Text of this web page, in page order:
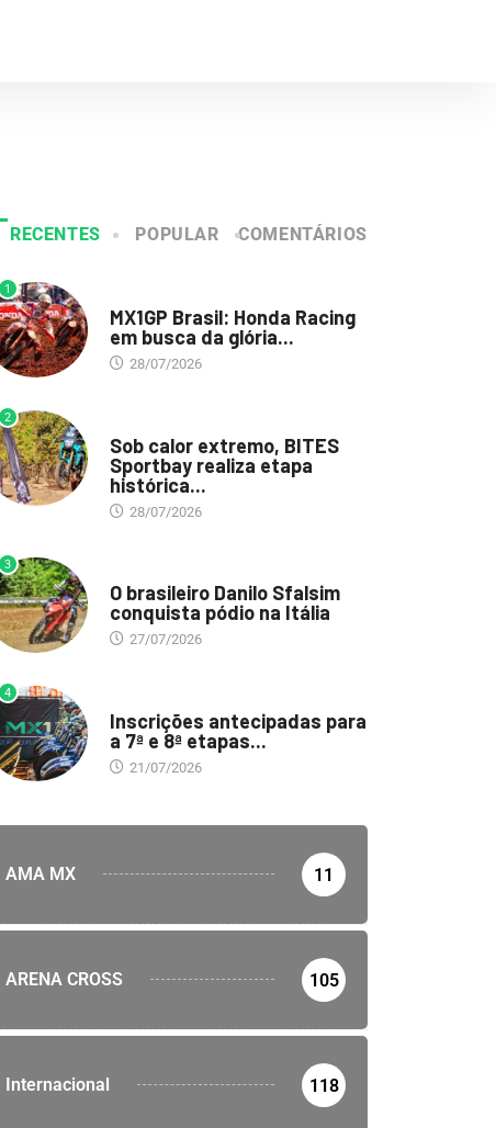
RECENTES POPULAR COMENTÁRIOS
1
MX1GP Brasil: Honda Racing
em busca da glória...
28/07/2026
2
Sob calor extremo, BITES
Sportbay realiza etapa
histórica...
28/07/2026
3
O brasileiro Danilo Sfalsim
conquista pódio na Itália
27/07/2026
4
Inscrições antecipadas para
a 7ª e 8ª etapas...
21/07/2026
AMA MX 11
ARENA CROSS 105
Internacional 118